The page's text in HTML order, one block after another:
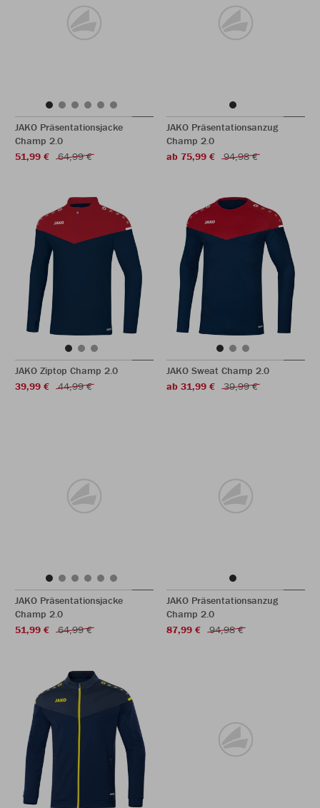
JAKO Präsentationsjacke
Champ 2.0
51,99 €
64,99 €
JAKO Präsentationsanzug
Champ 2.0
ab 75,99 €
94,98 €
JAKO Ziptop Champ 2.0
39,99 €
44,99 €
JAKO Sweat Champ 2.0
ab 31,99 €
39,99 €
JAKO Präsentationsjacke
Champ 2.0
51,99 €
64,99 €
JAKO Präsentationsanzug
Champ 2.0
87,99 €
94,98 €